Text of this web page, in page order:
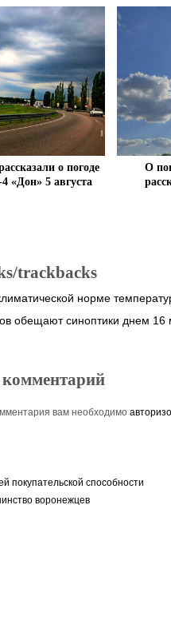
о погоде
«Дон» 5 августа
О
trackbacks
норме
обещают синоптики днем
вам необходимо
покупательской способности
воронежцев